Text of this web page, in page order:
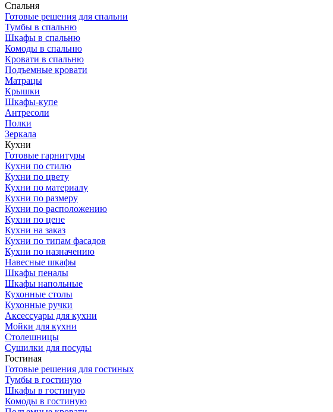
Спальня
Готовые решения для спальни
Тумбы в спальню
Шкафы в спальню
Комоды в спальню
Кровати в спальню
Подъемные кровати
Матрацы
Крышки
Шкафы-купе
Антресоли
Полки
Зеркала
Кухни
Готовые гарнитуры
Кухни по стилю
Кухни по цвету
Кухни по материалу
Кухни по размеру
Кухни по расположению
Кухни по цене
Кухни на заказ
Кухни по типам фасадов
Кухни по назначению
Навесные шкафы
Шкафы пеналы
Шкафы напольные
Кухонные столы
Кухонные ручки
Аксессуары для кухни
Мойки для кухни
Столешницы
Сушилки для посуды
Гостиная
Готовые решения для гостиных
Тумбы в гостиную
Шкафы в гостиную
Комоды в гостиную